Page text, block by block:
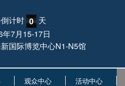
计时 0 天
年7月15-17日
国际博览中心N1-N5馆
观众中心 活动中心